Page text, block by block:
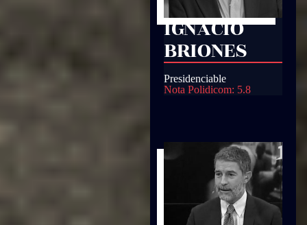
IGNACIO
BRIONES
Presidenciable
Nota Polidicom: 5.8